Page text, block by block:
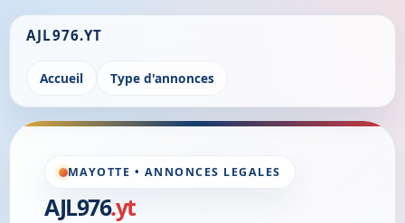
AJL976.YT
Accueil Type d'annonces
MAYOTTE • ANNONCES LEGALES
AJL976.yt